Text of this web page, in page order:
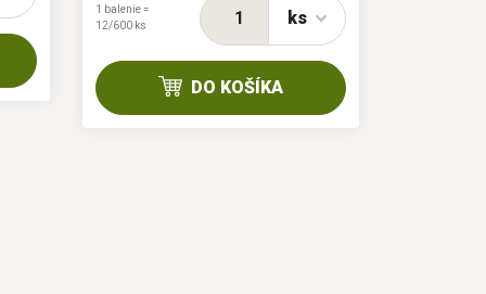
ks
1 balenie =
12/600 ks
DO KOŠÍKA